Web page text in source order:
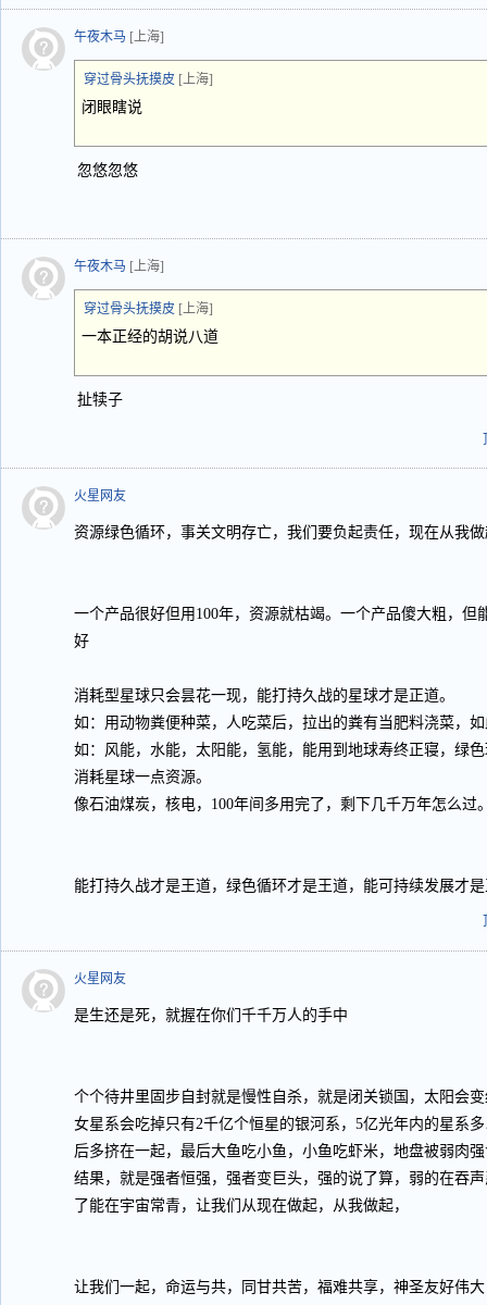
午夜木马 [上海]
穿过骨头抚摸皮 [上海]
闭眼瞎说
忽悠忽悠
午夜木马 [上海]
穿过骨头抚摸皮 [上海]
一本正经的胡说八道
扯犊子
火星网友
资源绿色循环，事关文明存亡，我们要负起责任，现在从我
一个产品很好但用100年，资源就枯竭。一个产品傻大粗，但
好
消耗型星球只会昙花一现，能打持久战的星球才是正道。
如：用动物粪便种菜，人吃菜后，拉出的粪有当肥料浇菜，
如：风能，水能，太阳能，氢能，能用到地球寿终正寝，绿
消耗星球一点资源。
像石油煤炭，核电，100年间多用完了，剩下几千万年怎么过
能打持久战才是王道，绿色循环才是王道，能可持续发展才
火星网友
是生还是死，就握在你们千千万人的手中
个个待井里固步自封就是慢性自杀，就是闭关锁国，太阳会
女星系会吃掉只有2千亿个恒星的银河系，5亿光年内的星系
后多挤在一起，最后大鱼吃小鱼，小鱼吃虾米，地盘被弱肉
结果，就是强者恒强，强者变巨头，强的说了算，弱的在吞
了能在宇宙常青，让我们从现在做起，从我做起，
让我们一起，命运与共，同甘共苦，福难共享，神圣友好伟